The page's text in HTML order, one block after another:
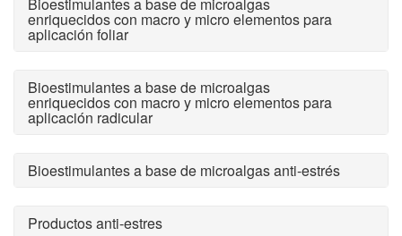
enriquecidos con macro y micro elementos para
aplicación foliar
Bioestimulantes a base de microalgas
enriquecidos con macro y micro elementos para
aplicación radicular
Bioestimulantes a base de microalgas anti-estrés
Productos anti-estres